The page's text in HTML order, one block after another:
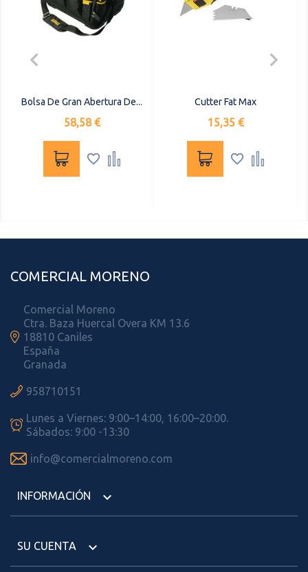

Bolsa De Gran Abertura De...
Precio
58,58 €
 
Cutter Fat Max
Precio
15,35 €
 

COMERCIAL MORENO

Comercial Moreno
Ctra. Baza Huercal Overa KM 13.6
18810 Caniles
España
Granada
 958710151

Lunes a Viernes: 9:00–14:00, 16:00–20:00.
Sábados: 9:00 -13:30
 info@comercialmoreno.com
INFORMACIÓN 
SU CUENTA 